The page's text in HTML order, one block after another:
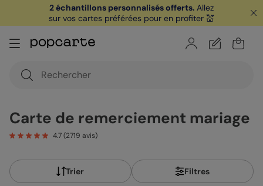
🏖️ Votre1ère carte postalesur l'app* est
offerte avec le codePOPCARTE |je télécharge
Carte de remerciement mariage
4.7(2719 avis)
Trier Filtres